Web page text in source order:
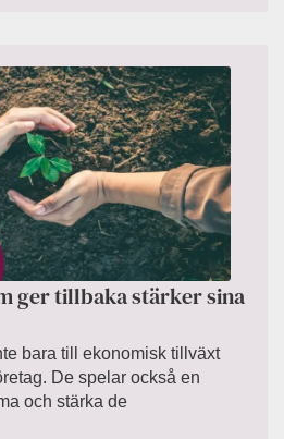
ger tillbaka stärker sina
bara till ekonomisk tillväxt
De spelar också en
och stärka de